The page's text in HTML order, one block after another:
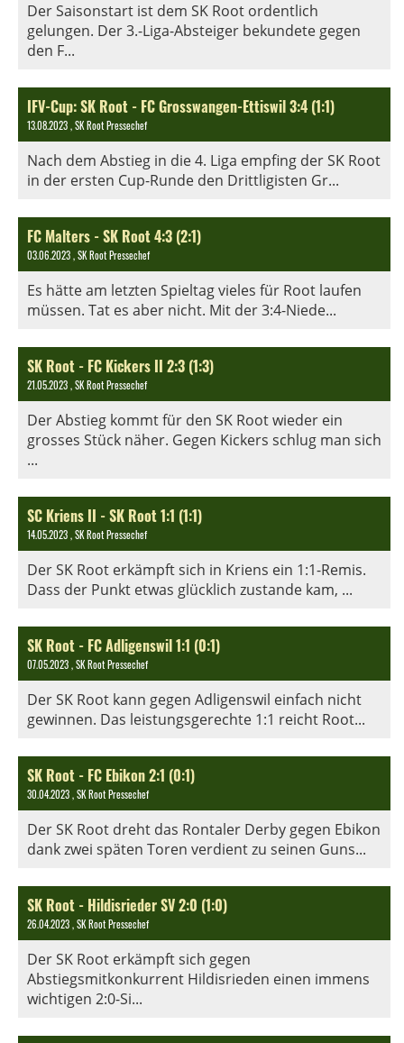
Der Saisonstart ist dem SK Root ordentlich
gelungen. Der 3.-Liga-Absteiger bekundete gegen
den F...
IFV-Cup: SK Root - FC Grosswangen-Ettiswil 3:4 (1:1)
13.08.2023, SK Root Pressechef
Nach dem Abstieg in die 4. Liga empfing der SK Root
in der ersten Cup-Runde den Drittligisten Gr...
FC Malters - SK Root 4:3 (2:1)
03.06.2023, SK Root Pressechef
Es hätte am letzten Spieltag vieles für Root laufen
müssen. Tat es aber nicht. Mit der 3:4-Niede...
SK Root - FC Kickers II 2:3 (1:3)
21.05.2023, SK Root Pressechef
Der Abstieg kommt für den SK Root wieder ein
grosses Stück näher. Gegen Kickers schlug man sich
...
SC Kriens II - SK Root 1:1 (1:1)
14.05.2023, SK Root Pressechef
Der SK Root erkämpft sich in Kriens ein 1:1-Remis.
Dass der Punkt etwas glücklich zustande kam, ...
SK Root - FC Adligenswil 1:1 (0:1)
07.05.2023, SK Root Pressechef
Der SK Root kann gegen Adligenswil einfach nicht
gewinnen. Das leistungsgerechte 1:1 reicht Root...
SK Root - FC Ebikon 2:1 (0:1)
30.04.2023, SK Root Pressechef
Der SK Root dreht das Rontaler Derby gegen Ebikon
dank zwei späten Toren verdient zu seinen Guns...
SK Root - Hildisrieder SV 2:0 (1:0)
26.04.2023, SK Root Pressechef
Der SK Root erkämpft sich gegen
Abstiegsmitkonkurrent Hildisrieden einen immens
wichtigen 2:0-Si...